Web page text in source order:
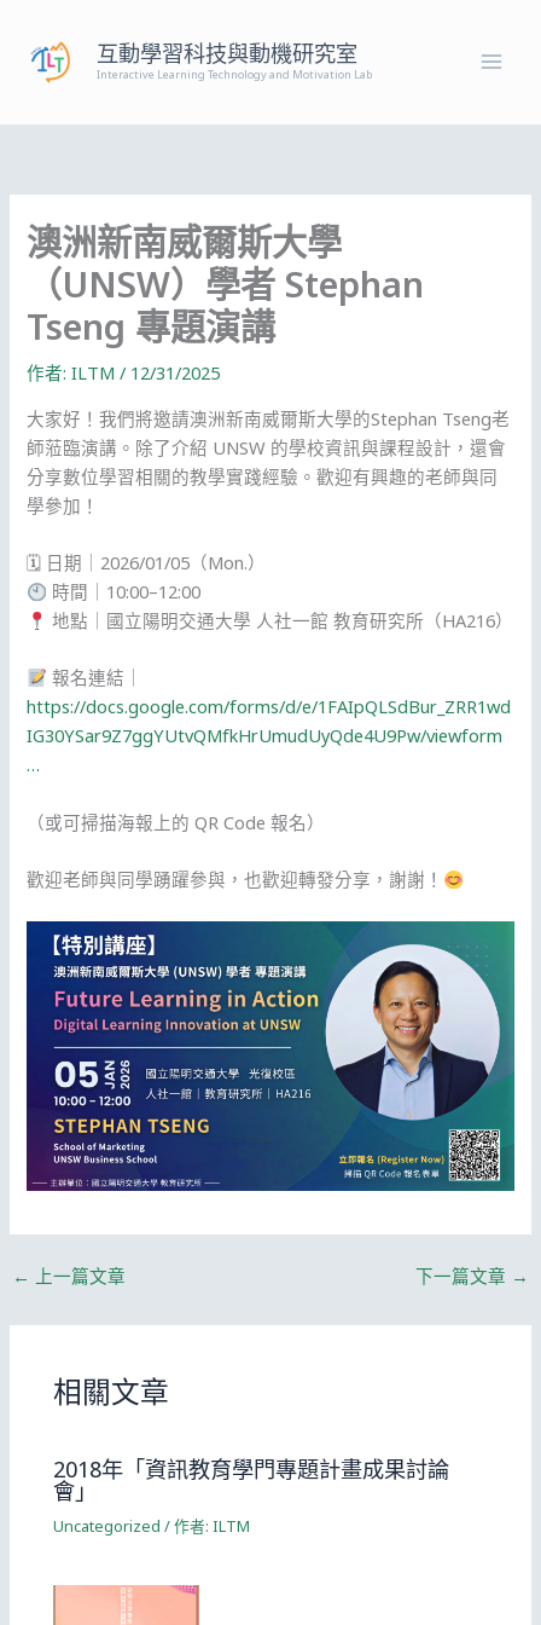
內
互動學習科技與動機研究室
Interactive Learning Technology and Motivation Lab
澳洲新南威爾斯大學
（UNSW）學者 Stephan
Tseng 專題演講
作者:ILTM/ 12/31/2025
大家好！我們將邀請澳洲新南威爾斯大學的Stephan Tseng老
師蒞臨演講。除了介紹 UNSW 的學校資訊與課程設計，還會
分享數位學習相關的教學實踐經驗。歡迎有興趣的老師與同
學參加！
🗓 日期｜2026/01/05（Mon.）
時間｜10:00–12:00
地點｜國立陽明交通大學 人社一館 教育研究所（HA216）
報名連結｜
https://docs.google.com/forms/d/e/1FAIpQLSdBur_ZRR1wd
IG30YSar9Z7ggYUtvQMfkHrUmudUyQde4U9Pw/viewform
…
（或可掃描海報上的 QR Code 報名）
歡迎老師與同學踴躍參與，也歡迎轉發分享，謝謝！
← 上一篇文章 下一篇文章 →
相關文章
2018年「資訊教育學門專題計畫成果討論
會」
Uncategorized / 作者:ILTM